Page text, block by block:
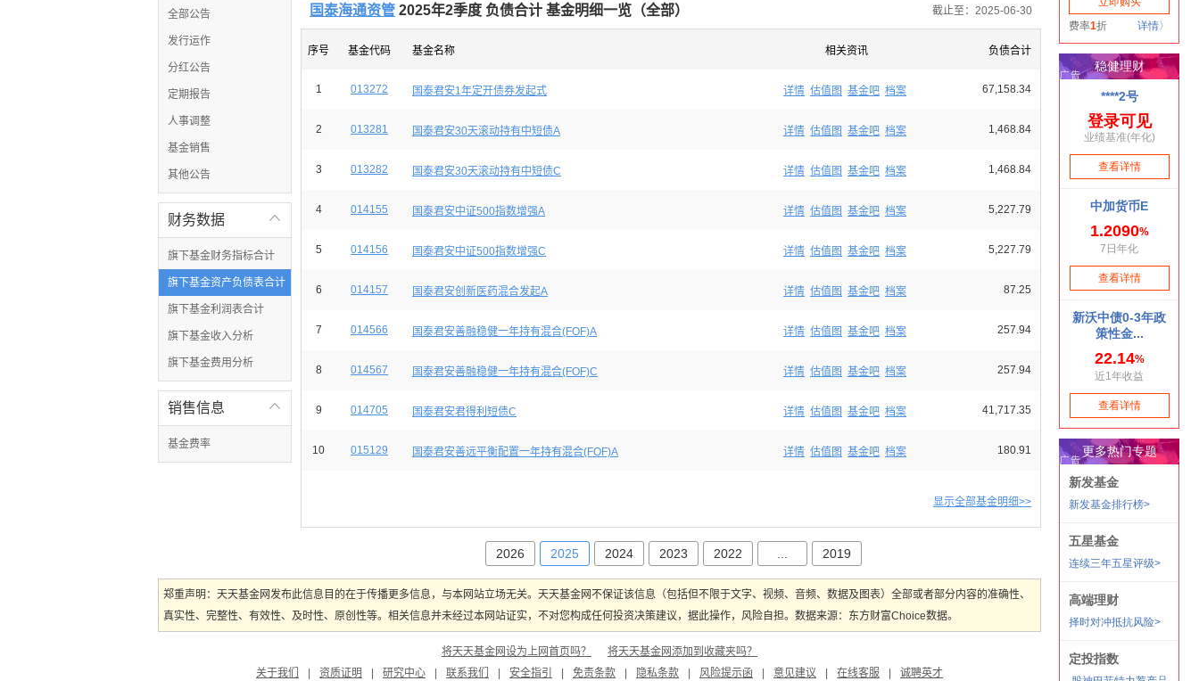
全部公告
发行运作
分红公告
定期报告
人事调整
基金销售
其他公告

财务数据
旗下基金财务指标合计
旗下基金资产负债表合计
旗下基金利润表合计
旗下基金收入分析
旗下基金费用分析

销售信息
基金费率
国泰海通资管 2025年2季度 负债合计 基金明细一览（全部） 截止至：2025-06-30
序号 基金代码 基金名称 相关资讯 负债合计
1 013272 国泰君安1年定开债券发起式 详情 估值图 基金吧 档案 67,158.34
2 013281 国泰君安30天滚动持有中短债A 详情 估值图 基金吧 档案 1,468.84
3 013282 国泰君安30天滚动持有中短债C 详情 估值图 基金吧 档案 1,468.84
4 014155 国泰君安中证500指数增强A 详情 估值图 基金吧 档案 5,227.79
5 014156 国泰君安中证500指数增强C 详情 估值图 基金吧 档案 5,227.79
6 014157 国泰君安创新医药混合发起A 详情 估值图 基金吧 档案 87.25
7 014566 国泰君安善融稳健一年持有混合(FOF)A 详情 估值图 基金吧 档案 257.94
8 014567 国泰君安善融稳健一年持有混合(FOF)C 详情 估值图 基金吧 档案 257.94
9 014705 国泰君安君得利短债C 详情 估值图 基金吧 档案 41,717.35
10 015129 国泰君安善远平衡配置一年持有混合(FOF)A 详情 估值图 基金吧 档案 180.91
显示全部基金明细>>
2026 2025 2024 2023 2022 2019
郑重声明：天天基金网发布此信息目的在于传播更多信息，与本网站立场无关。天天基金网不保证该信息（包括但不限于文字、视频、音频、数据及图表）全部或者部分内容的准确性、
真实性、完整性、有效性、及时性、原创性等。相关信息并未经过本网站证实，不对您构成任何投资决策建议，据此操作，风险自担。数据来源：东方财富Choice数据。
将天天基金网设为上网首页吗？
将天天基金网添加到收藏夹吗？
关于我们
资质证明 研究中心 联系我们 安全指引 免责条款 隐私条款 风险提示函 意见建议 在线客服 诚聘英才